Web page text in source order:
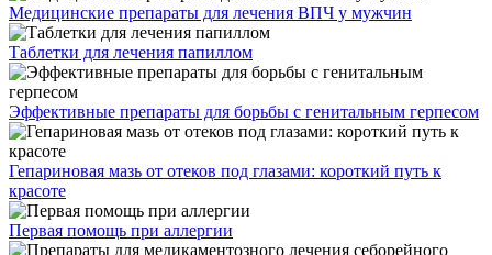
Медицинские препараты для лечения ВПЧ у мужчин
Таблетки для лечения папиллом
Эффективные препараты для борьбы с генитальным герпесом
Гепариновая мазь от отеков под глазами: короткий путь к
красоте
Первая помощь при аллергии